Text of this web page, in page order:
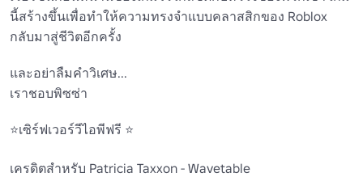
นี้สร้างขึ้นเพื่อทําให้ความทรงจําแบบคลาสสิกของ Roblox
กลับมาสู่ชีวิตอีกครั้ง
และอย่าลืมคําวิเศษ...
เราชอบพิซซ่า
⭐เซิร์ฟเวอร์วีไอพีฟรี ⭐
เครดิตสําหรับ Patricia Taxxon - Wavetable